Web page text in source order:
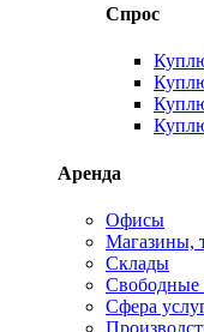
Спрос
Аренда
Офисы
Магазины,
Склады
Сфера